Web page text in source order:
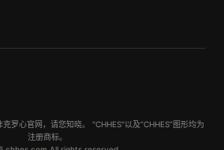
罗心官网，请您知晓。 "CHHES"以及“CHHES”图形均为
注册商标。